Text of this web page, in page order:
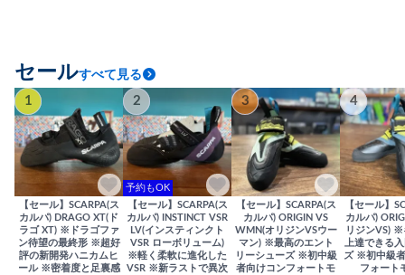
セールすべて見る
1
【セール】SCARPA(ス
カルパ) DRAGO XT(ド
ラゴ XT) ※ドラゴファ
ン待望の最終形 ※超好
評の新開発ハニカムヒ
ール ※密着度と足裏感
2
予約もOK
【セール】SCARPA(ス
カルパ) INSTINCT VSR
LV(インスティンクト
VSR ローボリューム)
※軽く柔軟に進化した
VSR ※新ラストで異次
3
【セール】SCARPA(ス
カルパ) ORIGIN VS
WMN(オリジンVSウー
マン) ※最高のエント
リーシューズ ※初中級
者向けコンフォートモ
4
【セール】
カルパ)
リジンVS) ※
上達できる
ズ ※初中級
フォート